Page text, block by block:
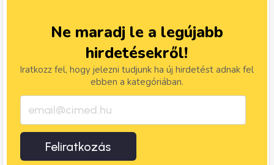
Ne maradj le a legújabb
hirdetésekről!
Iratkozz fel, hogy jelezni tudjunk ha új hirdetést adnak fel
ebben a kategóriában.
Feliratkozás